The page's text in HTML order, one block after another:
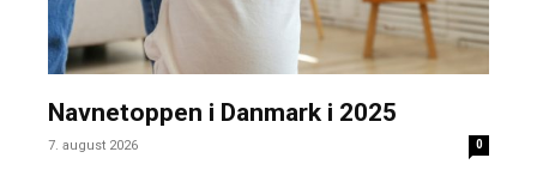
Navnetoppen i Danmark i 2025
7. august 2026 0